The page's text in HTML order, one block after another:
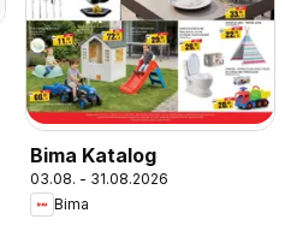
Bima Katalog
03.08. - 31.08.2026
Bima